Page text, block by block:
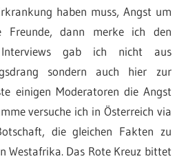
haben muss, Angst um
Freunde, dann merke ich den
Interviews gab ich nicht aus
sondern auch hier zur
einigen Moderatoren die Angst
versuche ich in Österreich via
die gleichen Fakten zu
Westafrika. Das Rote Kreuz bittet